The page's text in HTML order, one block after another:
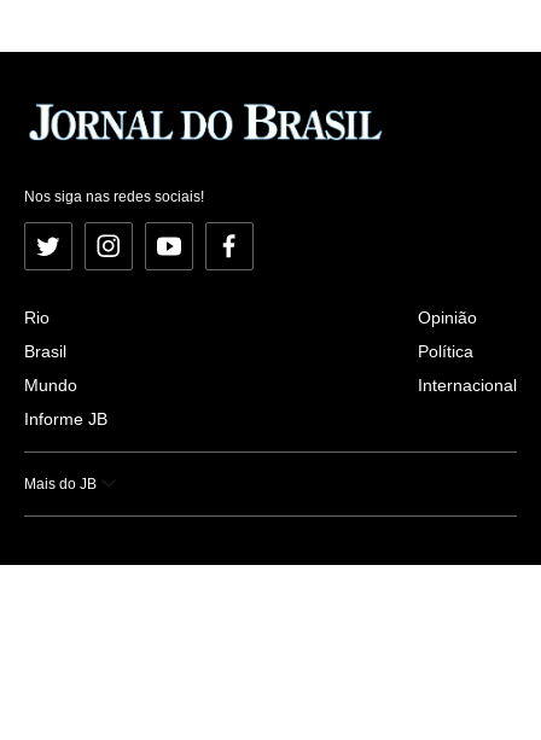
Nos siga nas redes sociais!
Twitter InstagramYouTubeFacebook
Rio
Brasil
Mundo
Informe JB
Opinião
Política
Internacional
Mais do JB
Esportes